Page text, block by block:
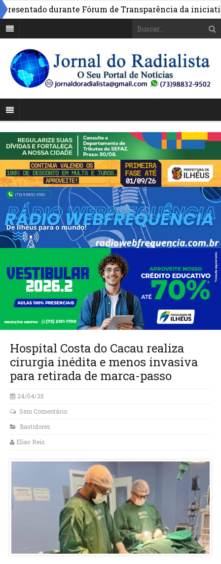
durante Fórum de Transparência da iniciativa
Hospital Costa do Cacau realiza
cirurgia inédita e menos invasiva
para retirada de marca-passo
24/04/25
Sem Comentário
Bastidores
Elias Reis